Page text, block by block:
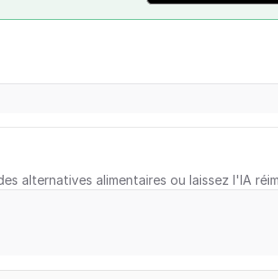
alternatives alimentaires ou laissez l'IA